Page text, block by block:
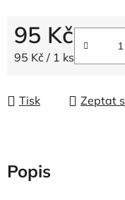
95 Kč
Měrná cena:
95 Kč / 1 ks
Tisk Zeptat
Popis